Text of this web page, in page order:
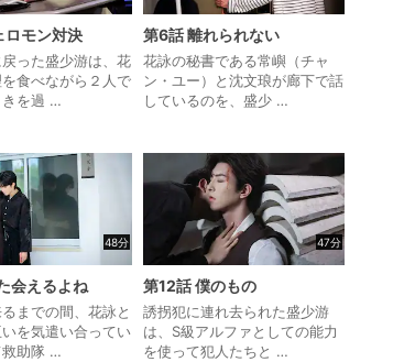
ロモン対決
った盛少游は、花
食べながら２人で
きを過 …
第6話 離れられない
花詠の秘書である常嶼（チャ
ン・ユー）と沈文琅が廊下で話
しているのを、盛少 …
48分
会えるよね
までの間、花詠と
を気遣い合ってい
救助隊 …
47分
第12話 僕のもの
誘拐犯に連れ去られた盛少游
は、S級アルファとしての能力
を使って犯人たちと …